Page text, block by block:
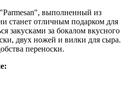
выполненный из
станет отличным подарком для
закусками за бокалом вкусного
двух ножей и вилки для сыра.
переноски.